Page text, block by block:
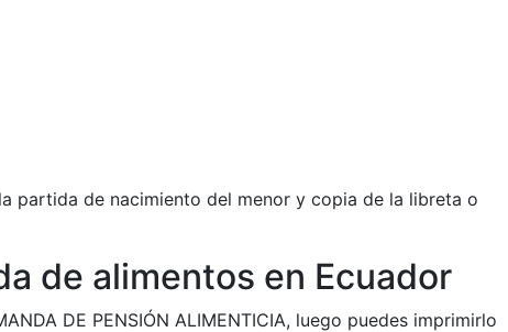
partida de nacimiento del menor y copia de la libreta o
de alimentos en Ecuador
DE PENSIÓN ALIMENTICIA, luego puedes imprimirlo